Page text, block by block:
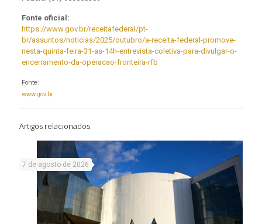
Fonte oficial:
https://www.gov.br/receitafederal/pt-
br/assuntos/noticias/2025/outubro/a-receita-federal-promove-
nesta-quinta-feira-31-as-14h-entrevista-coletiva-para-divulgar-o-
encerramento-da-operacao-fronteira-rfb
Fonte:
www.gov.br
Artigos relacionados
7 de agosto de 2026